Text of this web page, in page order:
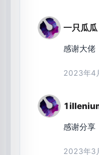
一只瓜瓜
感谢大佬
2023年4
感谢分享
2023年3